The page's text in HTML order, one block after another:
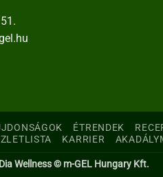
ÉTRENDEK
KARRIER
Dia Wellness © m-GEL Hungary Kft.